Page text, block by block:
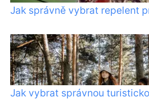
Jak správně vybrat repelent
Jak vybrat správnou